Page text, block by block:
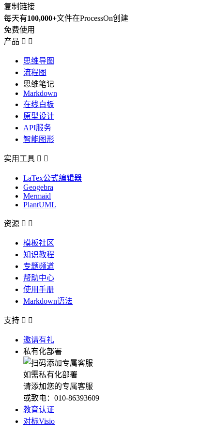
复制链接
每天有100,000+文件在ProcessOn创建
免费使用
产品  
思维导图
流程图
思维笔记
Markdown
在线白板
原型设计
API服务
智能图形
实用工具  
LaTex公式编辑器
Geogebra
Mermaid
PlantUML
资源  
模板社区
知识教程
专题频道
帮助中心
使用手册
Markdown语法
支持  
邀请有礼
私有化部署
如需私有化部署
请添加您的专属客服
或致电：010-86393609
教育认证
对标Visio